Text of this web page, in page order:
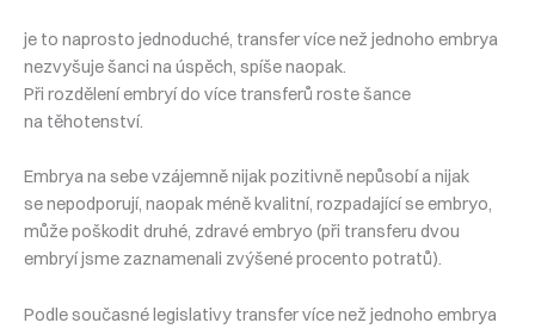
je to naprosto jednoduché, transfer více než jednoho embrya
nezvyšuje šanci na úspěch, spíše naopak.
Při rozdělení embryí do více transferů roste šance
na těhotenství.
Embrya na sebe vzájemně nijak pozitivně nepůsobí a nijak
se nepodporují, naopak méně kvalitní, rozpadající se embryo,
může poškodit druhé, zdravé embryo (při transferu dvou
embryí jsme zaznamenali zvýšené procento potratů).
Podle současné legislativy transfer více než jednoho embrya